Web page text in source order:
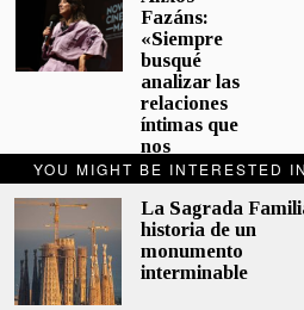
YOU MIGHT BE INTERESTED IN
La Sagrada
historia de un
monumento
interminable
Fazáns:
«Siempre
busqué
analizar las
relaciones
íntimas que
nos
afectan»
El hijo de la
cómica, el
homenaje